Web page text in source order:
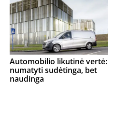
Automobilio likutinė vertė:
numatyti sudėtinga, bet
naudinga